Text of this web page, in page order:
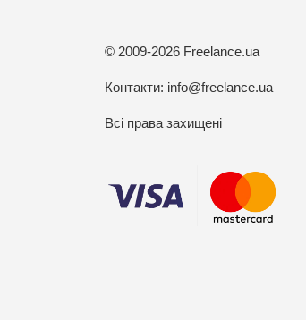
© 2009-2026 Freelance.ua
Контакти: info@freelance.ua
Всі права захищені